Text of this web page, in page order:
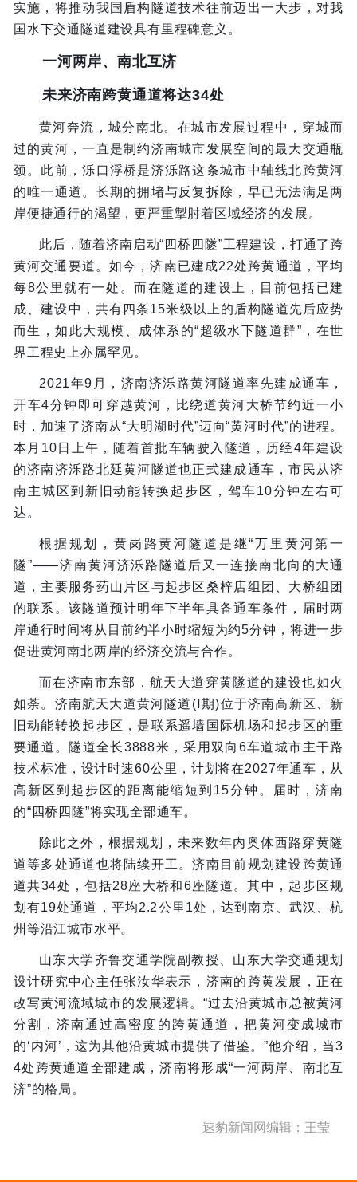
实施，将推动我国盾构隧道技术往前迈出一大步，对我
国水下交通隧道建设具有里程碑意义。
一河两岸、南北互济
未来济南跨黄通道将达34处
黄河奔流，城分南北。在城市发展过程中，穿城而
过的黄河，一直是制约济南城市发展空间的最大交通瓶
颈。此前，泺口浮桥是济泺路这条城市中轴线北跨黄河
的唯一通道。长期的拥堵与反复拆除，早已无法满足两
岸便捷通行的渴望，更严重掣肘着区域经济的发展。
此后，随着济南启动“四桥四隧”工程建设，打通了跨
黄河交通要道。如今，济南已建成22处跨黄通道，平均
每8公里就有一处。而在隧道的建设上，目前包括已建
成、建设中，共有四条15米级以上的盾构隧道先后应势
而生，如此大规模、成体系的“超级水下隧道群”，在世
界工程史上亦属罕见。
2021年9月，济南济泺路黄河隧道率先建成通车，
开车4分钟即可穿越黄河，比绕道黄河大桥节约近一小
时，加速了济南从“大明湖时代”迈向“黄河时代”的进程。
本月10日上午，随着首批车辆驶入隧道，历经4年建设
的济南济泺路北延黄河隧道也正式建成通车，市民从济
南主城区到新旧动能转换起步区，驾车10分钟左右可
达。
根据规划，黄岗路黄河隧道是继“万里黄河第一
隧”——济南黄河济泺路隧道后又一连接南北向的大通
道，主要服务药山片区与起步区桑梓店组团、大桥组团
的联系。该隧道预计明年下半年具备通车条件，届时两
岸通行时间将从目前约半小时缩短为约5分钟，将进一步
促进黄河南北两岸的经济交流与合作。
而在济南市东部，航天大道穿黄隧道的建设也如火
如荼。济南航天大道黄河隧道(Ⅰ期)位于济南高新区、新
旧动能转换起步区，是联系遥墙国际机场和起步区的重
要通道。隧道全长3888米，采用双向6车道城市主干路
技术标准，设计时速60公里，计划将在2027年通车，从
高新区到起步区的距离能缩短到15分钟。届时，济南
的“四桥四隧”将实现全部通车。
除此之外，根据规划，未来数年内奥体西路穿黄隧
道等多处通道也将陆续开工。济南目前规划建设跨黄通
道共34处，包括28座大桥和6座隧道。其中，起步区规
划有19处通道，平均2.2公里1处，达到南京、武汉、杭
州等沿江城市水平。
山东大学齐鲁交通学院副教授、山东大学交通规划
设计研究中心主任张汝华表示，济南的跨黄发展，正在
改写黄河流域城市的发展逻辑。“过去沿黄城市总被黄河
分割，济南通过高密度的跨黄通道，把黄河变成城市
的‘内河’，这为其他沿黄城市提供了借鉴。”他介绍，当3
4处跨黄通道全部建成，济南将形成“一河两岸、南北互
济”的格局。
速豹新闻网编辑：王莹